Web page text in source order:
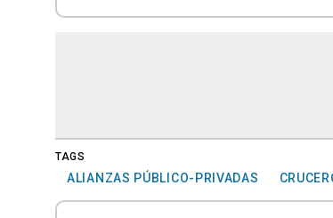
TAGS
ALIANZAS PÚBLICO-PRIVADAS